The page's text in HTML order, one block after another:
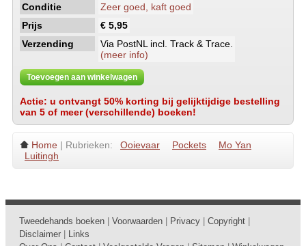
Conditie
Zeer goed, kaft goed
Prijs
€ 5,95
Verzending
Via PostNL incl. Track & Trace.
(meer info)
Toevoegen aan winkelwagen
Actie: u ontvangt 50% korting bij gelijktijdige bestelling
van 5 of meer (verschillende) boeken!
Home | Rubrieken: Ooievaar Pockets
Mo Yan
Luitingh
Tweedehands boeken Voorwaarden Privacy Copyright
Disclaimer
Links